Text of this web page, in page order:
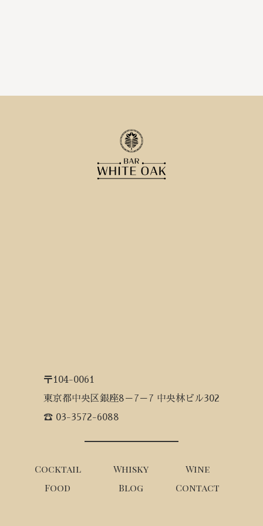
〒104-0061
東京都中央区銀座8－7－7 中央林ビル302
☎ 03-3572-6088
Cocktail Whisky
Wine
Food
Blog Contact